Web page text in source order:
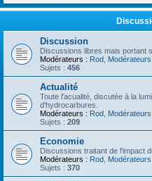
Discussion
Discussions libres mais portant
Modérateurs : Rod Modérateurs
Sujets : 456
Actualité
Toute l'acualité, discutée à la
d'hydrocarbures.
Modérateurs : Rod Modérateurs
Sujets : 209
Economie
Discussions traitant de l'impact
Modérateurs : Rod Modérateurs
Sujets : 370